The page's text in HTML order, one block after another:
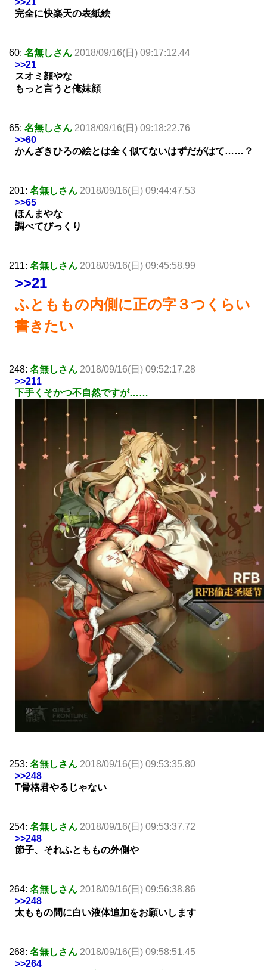
完全に快楽天の表紙絵
60: 名無しさん 2018/09/16(日) 09:17:12.44
>>21
スオミ顔やな
もっと言うと俺妹顔
65: 名無しさん 2018/09/16(日) 09:18:22.76
>>60
かんざきひろの絵とは全く似てないはずだがはて……？
201: 名無しさん 2018/09/16(日) 09:44:47.53
>>65
ほんまやな
調べてびっくり
211: 名無しさん 2018/09/16(日) 09:45:58.99
>>21
ふとももの内側に正の字３つくらい
書きたい
248: 名無しさん 2018/09/16(日) 09:52:17.28
>>211
下手くそかつ不自然ですが……
253: 名無しさん 2018/09/16(日) 09:53:35.80
>>248
T骨格君やるじゃない
254: 名無しさん 2018/09/16(日) 09:53:37.72
>>248
節子、それふとももの外側や
264: 名無しさん 2018/09/16(日) 09:56:38.86
>>248
太ももの間に白い液体追加をお願いします
268: 名無しさん 2018/09/16(日) 09:58:51.45
>>264